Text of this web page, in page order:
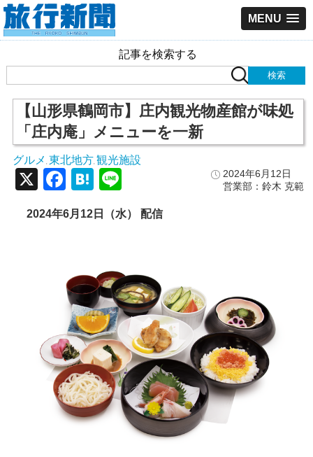
MENU
記事を検索する
【山形県鶴岡市】庄内観光物産館が味処
「庄内庵」メニューを一新
グルメ 東北地方 観光施設
2024年6月12日
営業部：鈴木 克範
X Facebook
Hatena
2024年6月12日（水） 配信